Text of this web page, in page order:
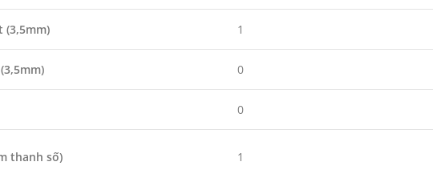
(3,5mm) 1
0
0
thanh số) 1